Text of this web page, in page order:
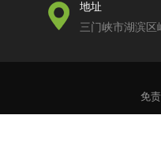
地址
三门峡市湖滨区
免